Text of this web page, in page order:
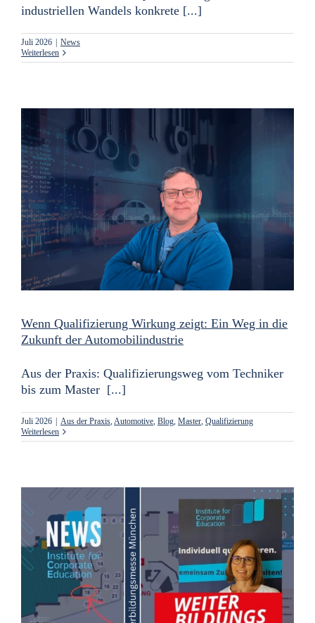
industriellen Wandels konkrete [...]
Juli 2026
News
Weiterlesen
Wenn Qualifizierung Wirkung zeigt: Ein Weg in die
Zukunft der Automobilindustrie
Aus der Praxis: Qualifizierungsweg vom Techniker
bis zum Master [...]
Juli 2026 | Aus der Praxis Automotive Blog Master Qualifizierung
Weiterlesen